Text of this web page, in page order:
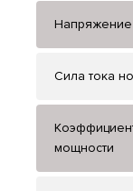
Сила тока
мощности